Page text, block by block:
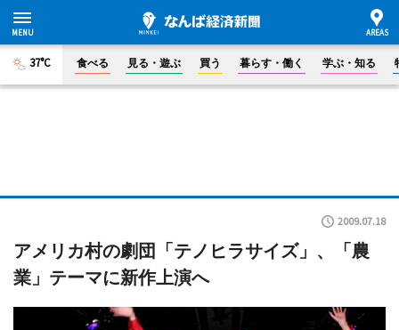
37°C 食べる 見る・遊ぶ 買う 暮らす・働く 学ぶ・知る
2009.07.18
アメリカ村の劇団「テノヒラサイズ」、「農
業」テーマに新作上演へ